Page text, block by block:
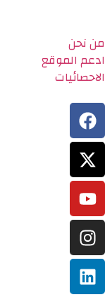
من نحن
ادعم الموقع
الاحصائيات